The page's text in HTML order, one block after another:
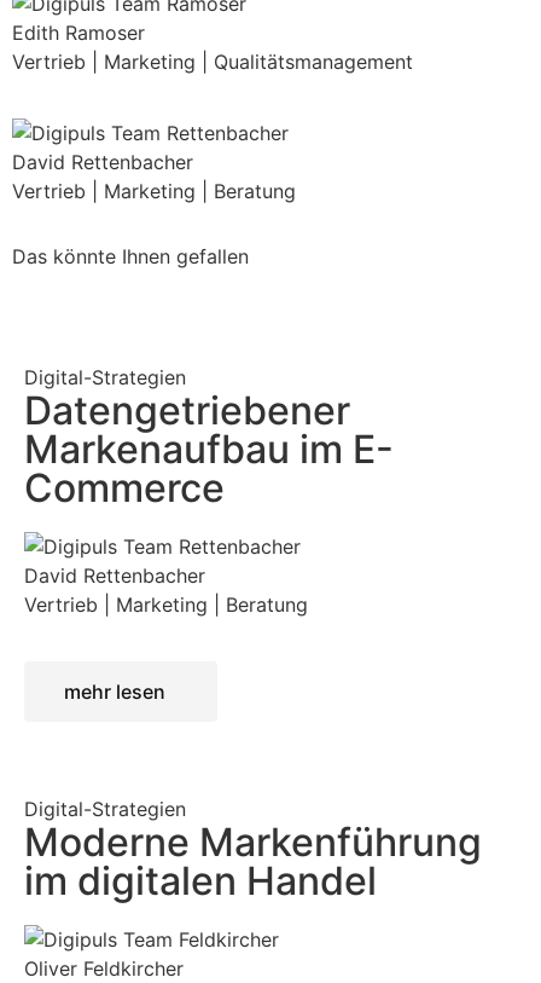
Edith Ramoser
Vertrieb | Marketing | Qualitätsmanagement
David Rettenbacher
Vertrieb | Marketing | Beratung
Das könnte Ihnen gefallen
Digital-Strategien
Datengetriebener
Markenaufbau im E-
Commerce
David Rettenbacher
Vertrieb | Marketing | Beratung
mehr lesen
Digital-Strategien
Moderne Markenführung
im digitalen Handel
Oliver Feldkircher